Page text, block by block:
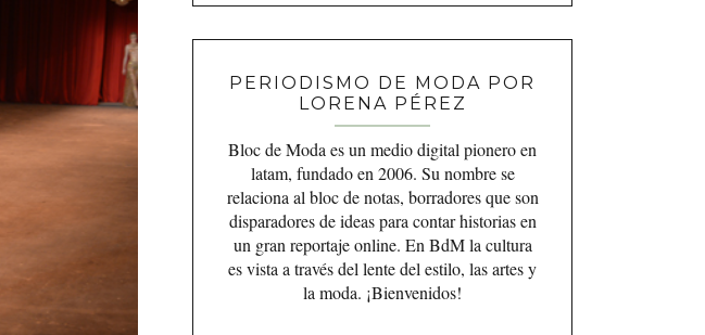
PERIODISMO DE MODA POR
LORENA PÉREZ
Bloc de Moda es un medio digital pionero en
latam, fundado en 2006. Su nombre se
relaciona al bloc de notas, borradores que son
disparadores de ideas para contar historias en
un gran reportaje online. En BdM la cultura
es vista a través del lente del estilo, las artes y
la moda. ¡Bienvenidos!